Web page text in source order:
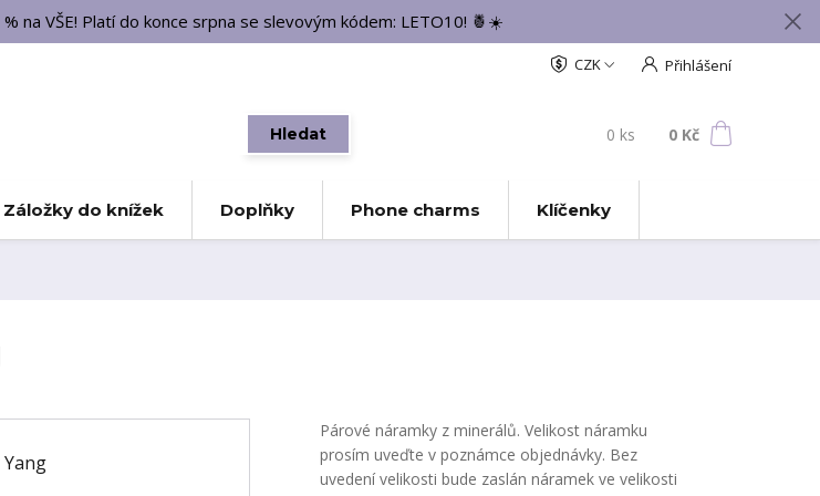
na VŠE! Platí do konce srpna se slevovým kódem: LETO10! 🍍☀️
CZK Přihlášení
Hledat 0 ks 0 Kč
Záložky do knížek Doplňky Phone charms Klíčenky
Párové náramky z minerálů. Velikost náramku
prosím uveďte v poznámce objednávky. Bez
uvedení velikosti bude zaslán náramek ve velikosti